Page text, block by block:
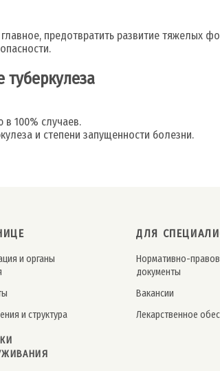
предотвратить развитие тяжелых
100% случаев.
и степени запущенности болезни.
и органы
и структура
ДЛЯ
Нормативно-
документы
Вакансии
Лекарственное